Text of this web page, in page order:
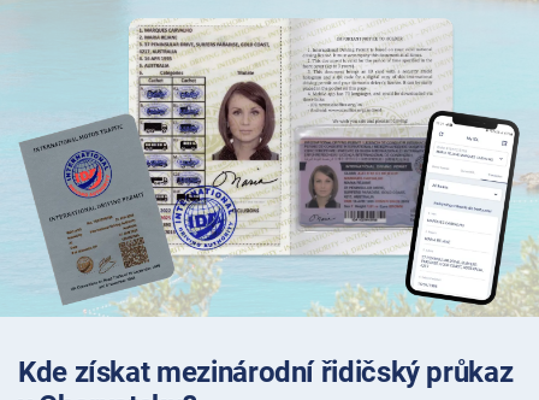
Kde získat mezinárodní řidičský průkaz